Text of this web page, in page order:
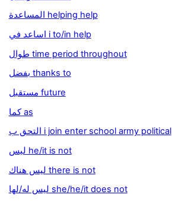
المساعدة helping help
اساعد في i to/in help
طوال time period throughout
بفضل thanks to
مستقبل future
كما as
التحق ب i join enter school army political
ليس he/it is not
ليس هناك there is not
ليس له/لها she/he/it does not